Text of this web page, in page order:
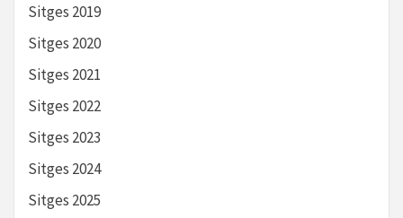
Sitges 2019
Sitges 2020
Sitges 2021
Sitges 2022
Sitges 2023
Sitges 2024
Sitges 2025